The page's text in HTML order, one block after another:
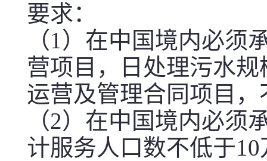
要求：
（1）在中国境内必须
营项目，日处理污水
运营及管理合同项目
（2）在中国境内必须
计服务人口数不低于